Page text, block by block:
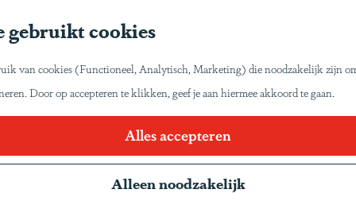
gebruikt cookies
van cookies (Functioneel, Analytisch, Marketing) die noodzakelijk zijn
Door op accepteren te klikken, geef je aan hiermee akkoord te gaan.
Alles accepteren
Alleen noodzakelijk
Inspiratie
Reisinspiratie
Blog
Duurzaam reizen
Gente Mágica
Inspiratiedagen
KLM Holland Herald
zo van Latijns-Amerika laten genieten zoals
Route van de emoties met huurauto